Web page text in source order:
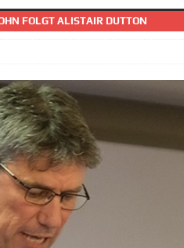
FOLGT ALISTAIR DUTTON